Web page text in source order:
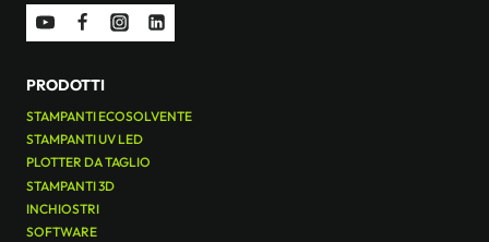
PRODOTTI
STAMPANTI ECOSOLVENTE
STAMPANTI UV LED
PLOTTER DA TAGLIO
STAMPANTI 3D
INCHIOSTRI
SOFTWARE